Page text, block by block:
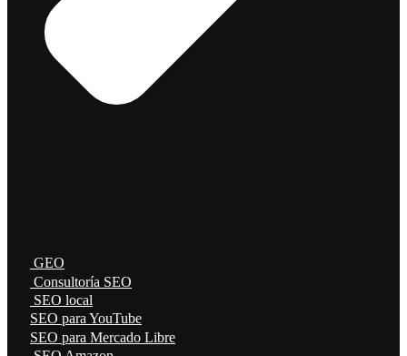
GEO
Consultoría SEO
SEO local
SEO para YouTube
SEO para Mercado Libre